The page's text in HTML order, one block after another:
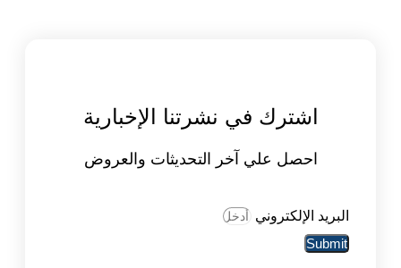
اشترك في نشرتنا الإخبارية
احصل علي آخر التحديثات والعروض
البريد الإلكتروني
Submit